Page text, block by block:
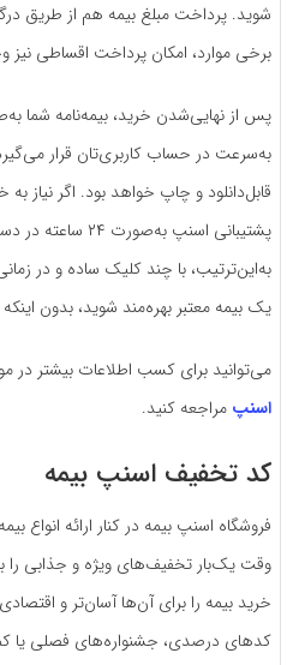
شوید. پرداخت مبلغ بیمه هم از طریق
برخی موارد، امکان پرداخت اقساطی نیز
پس از نهایی‌شدن خرید، بیمه‌نامه شما
قابل‌دانلود و چاپ خواهد بود. اگر نیاز
پشتیبانی اسنپ
به‌این‌ترتیب، با چند کلیک ساده و در
یک بیمه معتبر بهره‌مند شوید، بدون
می‌توانید برای کسب اطلاعات بیشتر در
اسنپ مراجعه کنید.
کد تخفیف اسنپ بیمه
فروشگاه اسنپ بیمه در کنار ارائه انواع
وقت یک‌بار تخفیف‌های ویژه و جذابی را
خرید بیمه را برای آن‌ها آسان‌تر و
کدهای درصدی، جشنواره‌های فصلی یا